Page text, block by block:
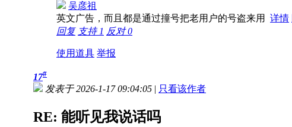
吴彦祖
英文广告，而且都是通过撞号把老用户的号盗来用 详情
回复 支持 1 反对0
使用道具 举报
17#
发表于 2026-1-17 09:04:05 | 只看该作者
RE: 能听见我说话吗